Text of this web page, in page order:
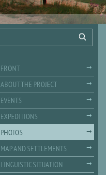
FRONT
ABOUT THE PROJECT
EVENTS
EXPEDITIONS
PHOTOS
MAP AND SETTLEMENTS
LINGUISTIC SITUATION